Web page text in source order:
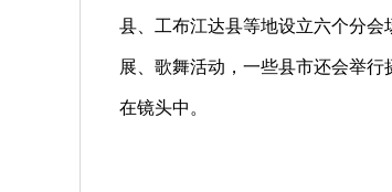
县、工布江达县等地设立六个分
展、歌舞活动，一些县市还会举行
在镜头中。